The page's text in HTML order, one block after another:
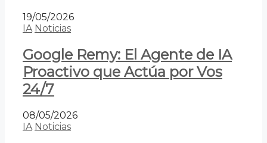
19/05/2026
IA Noticias
Google Remy: El Agente de IA
Proactivo que Actúa por Vos
24/7
08/05/2026
IA Noticias